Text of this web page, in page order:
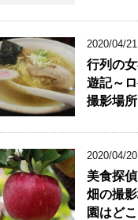
2020/04/21
行列の
遊記～
撮影場
2020/04/20
美食探
畑の撮
園はど